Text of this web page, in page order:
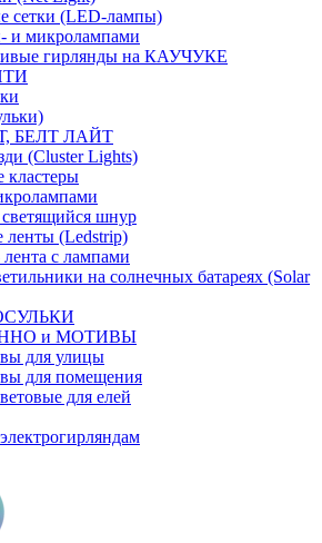
сетки (LED-лампы)
и микролампами
гирлянды на КАУЧУКЕ
БЕЛТ ЛАЙТ
(Cluster Lights)
кластеры
шнур
ленты (Ledstrip)
с лампами
на солнечных батареях (Solar
и МОТИВЫ
для улицы
для помещения
для елей